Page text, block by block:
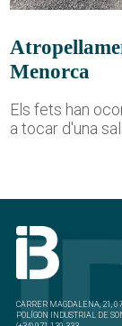
Menorca
Els fets han
a tocar d'una
CARRER MAGDALENA, 21,
POLÍGON INDUSTRIAL DE